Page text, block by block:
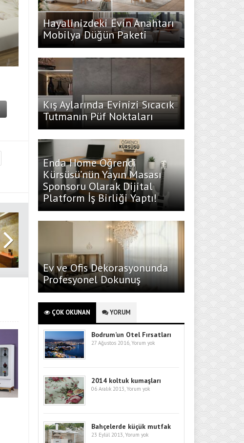
Hayalinizdeki Evin Anahtarı
Mobilya Düğün Paketi
Kış Aylarında Evinizi Sıcacık
Tutmanın Püf Noktaları
Enda Home Öğrenci
Kürsüsü’nün Yayın Masası
Sponsoru Olarak Dijital
Platform İş Birliği Yaptı!
Ev ve Ofis Dekorasyonunda
Profesyonel Dokunuş
ÇOK OKUNAN YORUM
Bodrum’un Otel Fırsatları
27 Ağustos 2016, Yorum yok
2014 koltuk kumaşları
06 Aralık 2013, Yorum yok
Bahçelerde küçük mutfak
23 Eylül 2013, Yorum yok